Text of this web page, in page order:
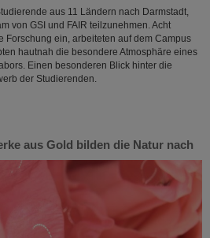
aus 11 Ländern nach Darmstadt,
von GSI und FAIR teilzunehmen. Acht
Forschung ein, arbeiteten auf dem Campus
hautnah die besondere Atmosphäre eines
Einen besonderen Blick hinter die
der Studierenden.
aus Gold bilden die Natur nach